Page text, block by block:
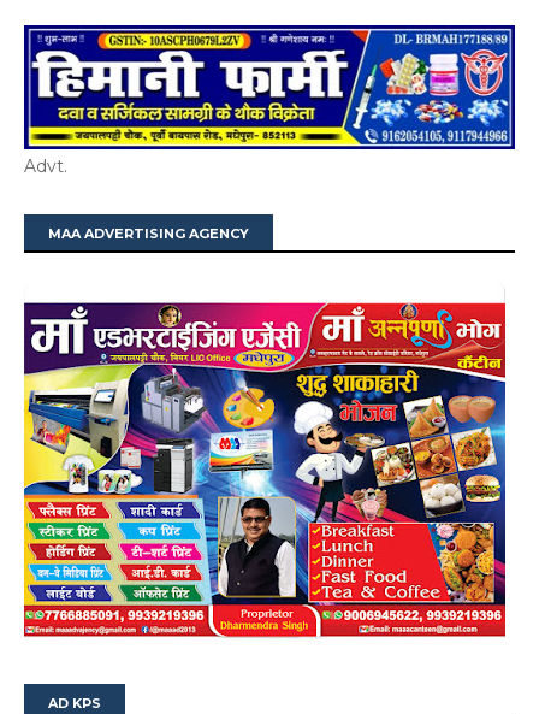
Advt.
MAA ADVERTISING AGENCY
AD KPS